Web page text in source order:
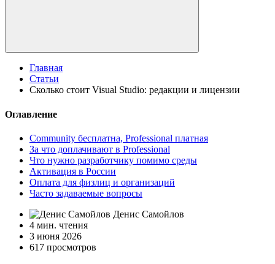
Главная
Статьи
Сколько стоит Visual Studio: редакции и лицензии
Оглавление
Community бесплатна, Professional платная
За что доплачивают в Professional
Что нужно разработчику помимо среды
Активация в России
Оплата для физлиц и организаций
Часто задаваемые вопросы
Денис Самойлов
4 мин. чтения
3 июня 2026
617 просмотров